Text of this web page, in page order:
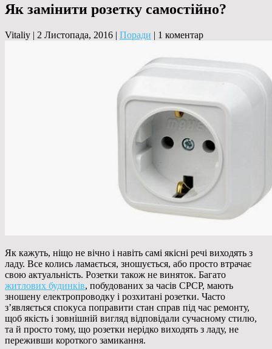
Як замінити розетку самостійно?
Vitaliy | 2 Листопада, 2016 | Поради | 1 коментар
Як кажуть, ніщо не вічно і навіть самі якісні речі виходять з
ладу. Все колись ламається, зношується, або просто втрачає
свою актуальність. Розетки також не виняток. Багато
житлових будинків, побудованих за часів СРСР, мають
зношену електропроводку і розхитані розетки. Часто
з’являється спокуса поправити стан справ під час ремонту,
щоб якість і зовнішній вигляд відповідали сучасному стилю,
та й просто тому, що розетки нерідко виходять з ладу, не
переживши короткого замикання.